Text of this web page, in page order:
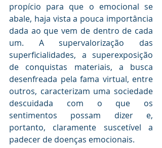
propício para que o emocional se
abale, haja vista a pouca importância
dada ao que vem de dentro de cada
um. A supervalorização das
superficialidades, a superexposição
de conquistas materiais, a busca
desenfreada pela fama virtual, entre
outros, caracterizam uma sociedade
descuidada com o que os
sentimentos possam dizer e,
portanto, claramente suscetível a
padecer de doenças emocionais.